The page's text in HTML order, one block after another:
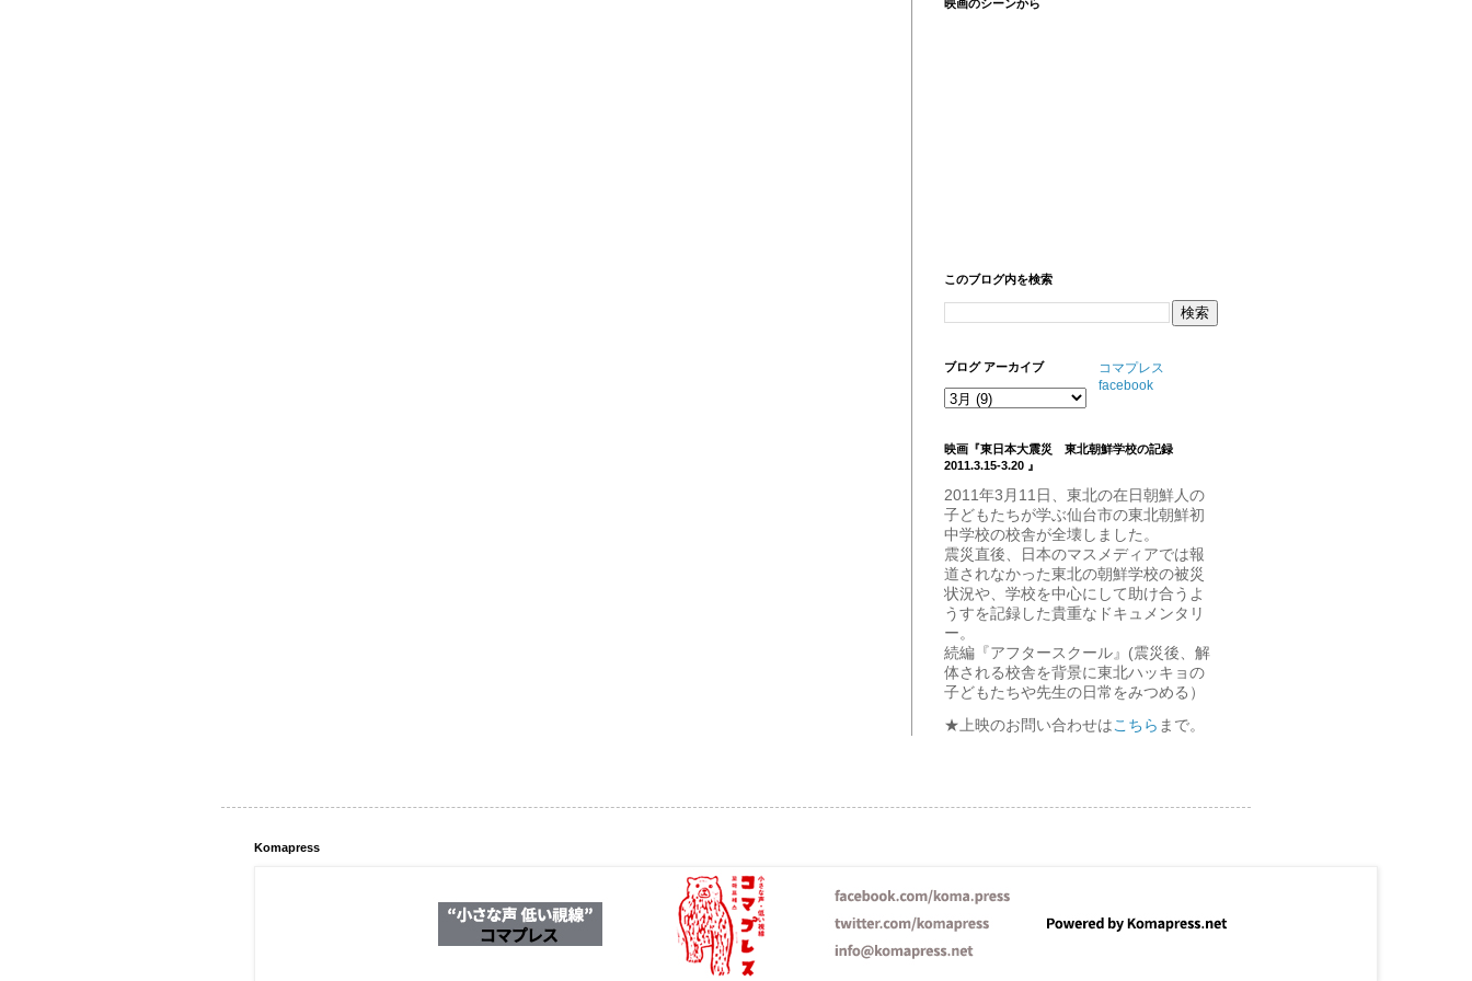
映画のシーンから
このブログ内を検索
ブログ アーカイブ
コマプレス
facebook
映画『東日本大震災 東北朝鮮学校の記録
2011.3.15-3.20 』
2011年3月11日、東北の在日朝鮮人の
子どもたちが学ぶ仙台市の東北朝鮮初
中学校の校舎が全壊しました。
震災直後、日本のマスメディアでは報
道されなかった東北の朝鮮学校の被災
状況や、学校を中心にして助け合うよ
うすを記録した貴重なドキュメンタリ
ー。
続編『アフタースクール』(震災後、解
体される校舎を背景に東北ハッキョの
子どもたちや先生の日常をみつめる）
★上映のお問い合わせはこちら まで。
Komapress